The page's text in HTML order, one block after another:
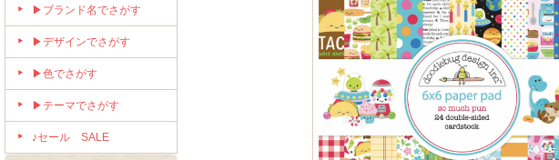
▶ブランド名でさがす
▶デザインでさがす
▶色でさがす
▶テーマでさがす
♪セール SALE